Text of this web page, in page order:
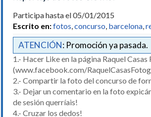
Participa hasta el 05/01/2015
Escrito en:fotos,concurso, barcelona,
ATENCIÓN: Promoción ya pasada.
1.- Hacer Like en la página Raquel
(www.facebook.com/
2.- Compartir la foto del concurso de
3.- Dejar un comentario en la foto
de sesión querríais!
4.- Cruzar los dedos!